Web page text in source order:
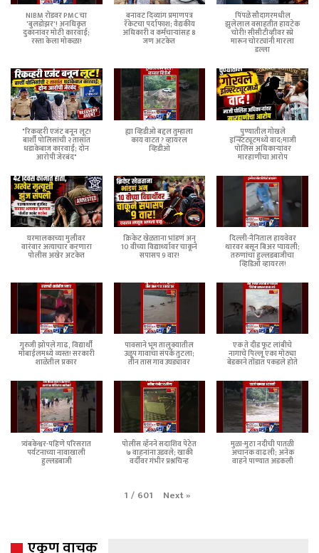
NIBM रोडवर PMC चा
'बुलडोझर'! अनधिकृत
दुकानांवर मोठी कारवाई;
रस्ता केला मोकळा!
बनावट दिव्यांग प्रमाणपत्र
रॅकेटचा पर्दाफाश; वैद्यकीय
अधिकारी व कर्मचाऱ्यांसह 8
जण अटकेत
पिंपळे सौदागरमधील
झुलेलाल वसाहतीत हायटेक
चोरी! सीसीटीव्हीवर स्प्रे
मारून चोरट्यांनी मारला
डल्ला
"रिकव्हरी एजंट बनून लूट!
बार्शी पोलिसांची २ तासांत
धडाकेबाज कारवाई; दोन
आरोपी जेरबंद"
ह्या व्हिडीओ बद्दल तुम्हाला
काय वाटत ? व्हायरल
व्हिडीओ
पुण्यातील गोखले
इन्स्टिट्यूटमध्ये वाद;माजी
पोलिस अधिकाऱ्यांवर
मारहाणीचा आरोप
घरमालकाच्या मुलीवर
वारंवार अत्याचार करणारा
पोलीस अखेर अटकेत
क्रिकेट खेळताना भांडणं अन्
10 वीच्या विद्यार्थ्यावर चाकूने
सपासप 9 वार!
दिल्ली-नैनिताल हायवेवर
थारवर बसून बिअर प्यायली;
तरुणांचा हुल्लडबाजीचा
व्हिडिओ व्हायरल!
गुरुजी झोपले गाढ, विद्यार्थी
मोबाईलमध्ये व्यस्त! सरकारी
शाळेतील प्रकार
पावसाने भूम तालुक्यातील
उळूप गावाचा संपर्क तुटला;
तीन तास गाव उघड्यावर
एक ते दीड फूट लांबीचे
नागाचे पिल्लू एका मोठ्या
बेडकाने तोंडात पकडले होते
त्र्यंबकेश्वर-पहिणे परिसरात
पर्यटनाच्या नावाखाली
हुल्लडबाजी
पोलीस व्हॅनने सदाशिव पेठेत
७ वाहनांना उडवले; खाकी
वर्दीवर गंभीर प्रश्नचिन्ह
मुळा-मुठा नदीची पातळी
अचानक वाढली; अनेक
वाहने पाण्यात अडकली
1 / 601 Next»
एकूण वाचक